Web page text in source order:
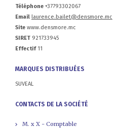
Téléphone +37793302067
Email laurence.bailet@densmore.mc
Site www.densmore.mc
SIRET 921733945
Effectif11
MARQUES DISTRIBUÉES
SUVEAL
CONTACTS DE LA SOCIÉTÉ
M. x X - Comptable